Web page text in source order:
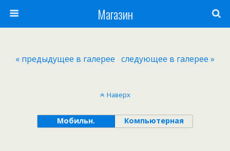
Магазин
« предыдущее в галерее следующее в галерее »
Наверх
Мобильн. Компьютерная